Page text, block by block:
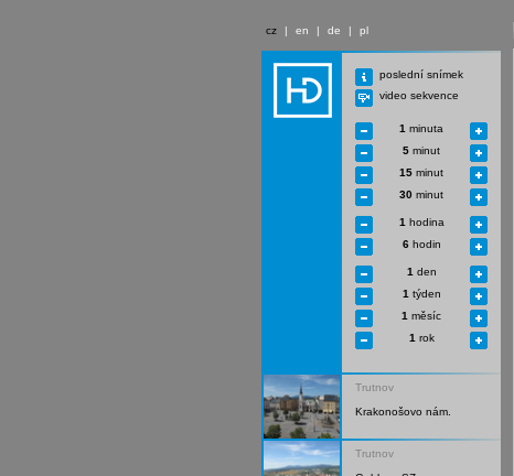
cz | en | de | pl
poslední snímek
video sekvence
1 minuta
5 minut
15 minut
30 minut
1 hodina
6hodin
1 den
1 týden
1 měsíc
1 rok
Trutnov
Krakonošovo nám.
Trutnov